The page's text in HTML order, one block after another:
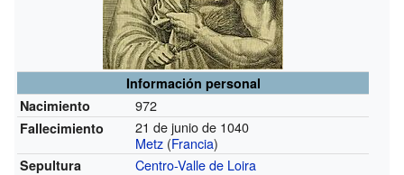
Información personal
Nacimiento
972
Fallecimiento
21 de junio de 1040
Metz (Francia)
Sepultura Centro-Valle de Loira